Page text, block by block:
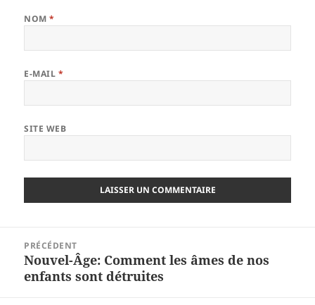
NOM*
E-MAIL *
SITE WEB
l’article
PRÉCÉDENT
Article
précédent :
Nouvel-Âge: Comment les âmes de nos
enfants sont détruites